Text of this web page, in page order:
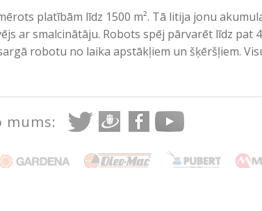
platībām līdz 1500 m². Tā litija jonu
ar smalcinātāju. Robots spēj pārvarēt līdz pat
robotu no laika apstākļiem un šķēršļiem.
mums: